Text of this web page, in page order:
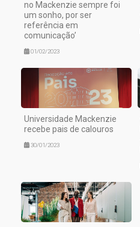
no Mackenzie sempre foi
um sonho, por ser
referência em
comunicação’
01/02/2023
Universidade Mackenzie
recebe pais de calouros
30/01/2023